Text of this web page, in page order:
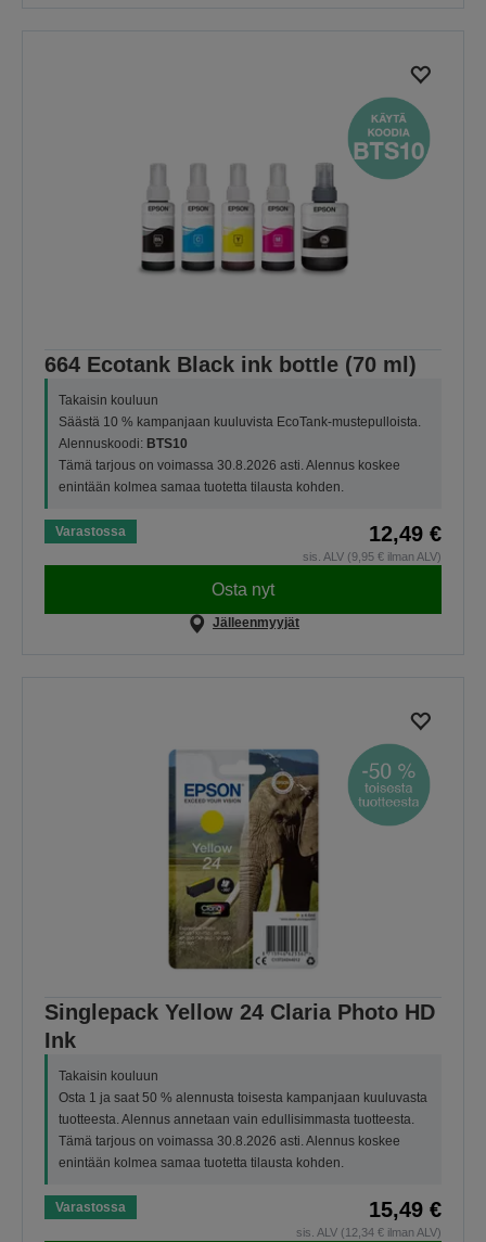
664 Ecotank Black ink bottle (70 ml)
Takaisin kouluun
Säästä 10 % kampanjaan kuuluvista EcoTank-mustepulloista.
Alennuskoodi: BTS10
Tämä tarjous on voimassa 30.8.2026 asti. Alennus koskee
enintään kolmea samaa tuotetta tilausta kohden.
Varastossa 12,49 €
sis. ALV (9,95 € ilman ALV)
Osta nyt
Jälleenmyyjät
Singlepack Yellow 24 Claria Photo HD
Ink
Takaisin kouluun
Osta 1 ja saat 50 % alennusta toisesta kampanjaan kuuluvasta
tuotteesta. Alennus annetaan vain edullisimmasta tuotteesta.
Tämä tarjous on voimassa 30.8.2026 asti. Alennus koskee
enintään kolmea samaa tuotetta tilausta kohden.
Varastossa 15,49 €
sis. ALV (12,34 € ilman ALV)